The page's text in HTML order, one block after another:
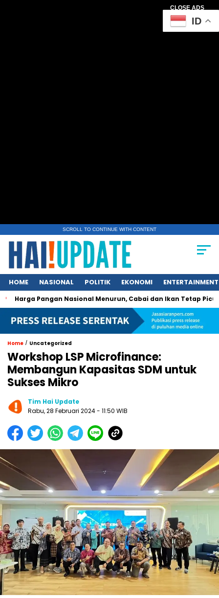
CLOSE ADS
SCROLL TO CONTINUE WITH CONTENT
HOME NASIONAL POLITIK EKONOMI ENTERTAINMENT
Pangan Nasional Menurun, Cabai dan Ikan Tetap Picu
Home / Uncategorized
Workshop LSP Microfinance:
Membangun Kapasitas SDM untuk
Sukses Mikro
Tim Hai Update
Rabu, 28 Februari 2024 - 11:50 WIB
ID